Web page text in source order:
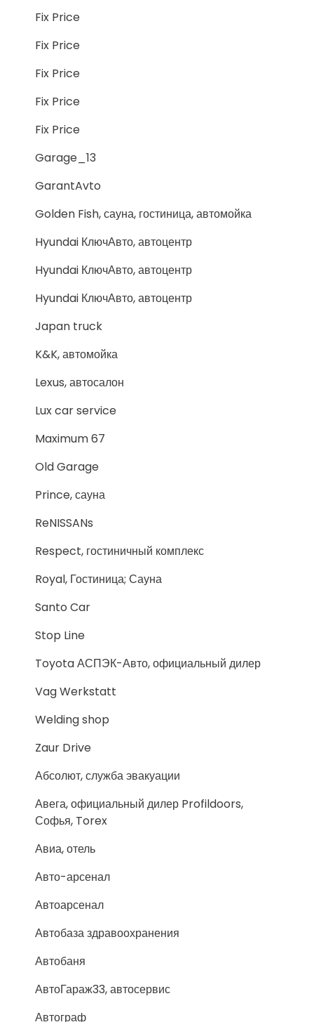
Fix Price
Fix Price
Fix Price
Fix Price
Fix Price
Garage_13
GarantAvto
Golden Fish, сауна, гостиница, автомойка
Hyundai КлючАвто, автоцентр
Hyundai КлючАвто, автоцентр
Hyundai КлючАвто, автоцентр
Japan truck
K&K, автомойка
Lexus, автосалон
Lux car service
Maximum 67
Old Garage
Prince, сауна
ReNISSANs
Respect, гостиничный комплекс
Royal, Гостиница; Сауна
Santo Car
Stop Line
Toyota АСПЭК-Авто, официальный дилер
Vag Werkstatt
Welding shop
Zaur Drive
Абсолют, служба эвакуации
Авега, официальный дилер Profildoors,
Софья, Torex
Авиа, отель
Авто-арсенал
Автоарсенал
Автобаза здравоохранения
Автобаня
АвтоГараж33, автосервис
Автограф